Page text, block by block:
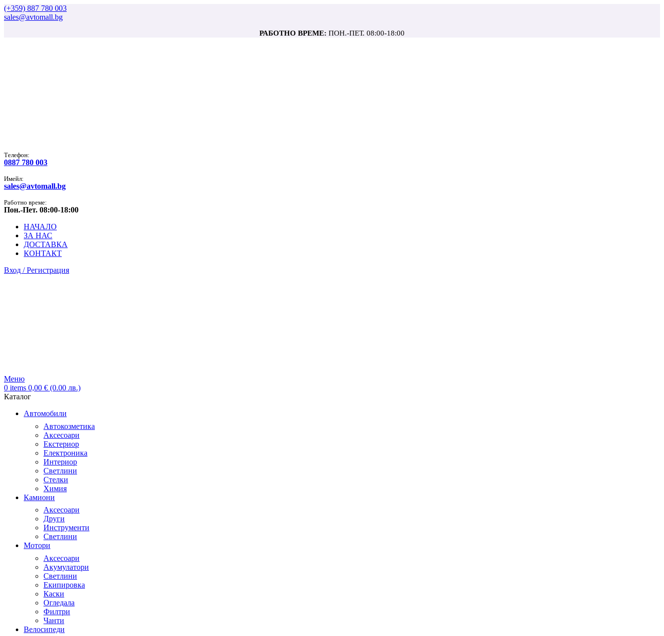
(+359) 887 780 003
sales@avtomall.bg
РАБОТНО ВРЕМЕ: ПОН.-ПЕТ. 08:00-18:00
Tелефон:
0887 780 003
Имейл:
sales@avtomall.bg
Работно време:
Пон.-Пет. 08:00-18:00
НАЧАЛО
ЗА НАС
ДОСТАВКА
КОНТАКТ
Вход / Регистрация
Меню
0 items 0,00 € (0.00 лв.)
Каталог
Автомобили
Автокозметика
Аксесоари
Екстериор
Електроника
Интериор
Светлини
Стелки
Химия
Камиони
Аксесоари
Други
Инструменти
Светлини
Мотори
Аксесоари
Акумулатори
Светлини
Екипировка
Каски
Огледала
Филтри
Чанти
Велосипеди